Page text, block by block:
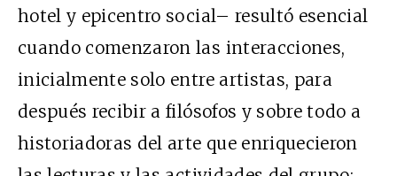
hotel y epicentro social– resultó esencial
cuando comenzaron las interacciones,
inicialmente solo entre artistas, para
después recibir a filósofos y sobre todo a
historiadoras del arte que enriquecieron